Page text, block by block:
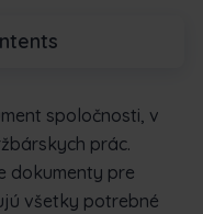
spoločnosti, v
prác.
dokumenty pre
všetky potrebné